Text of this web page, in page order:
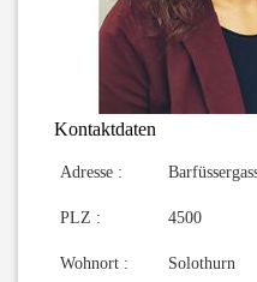
Kontaktdaten
Adresse :
PLZ : 4500
Wohnort : Solothurn